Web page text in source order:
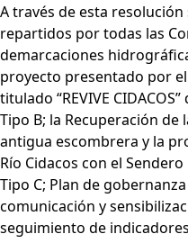
A través de esta
repartidos por todas las
demarcaciones
proyecto presentado por
titulado “REVIVE
Tipo B; la Recuperación de
antigua escombrera y la
Río Cidacos con el
Tipo C; Plan de
comunicación y
seguimiento de